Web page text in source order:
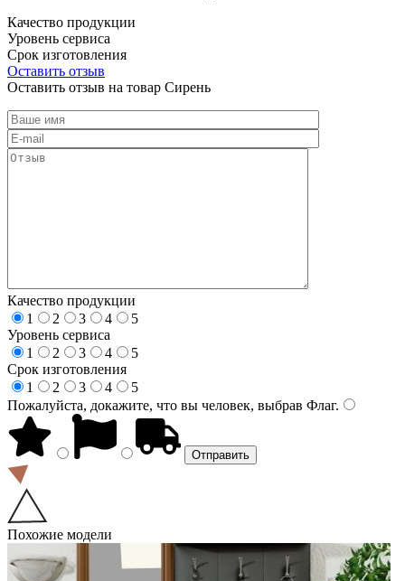
Качество продукции
Уровень сервиса
Срок изготовления
Оставить отзыв
Оставить отзыв на товар Сирень
Качество продукции
1
2 3 4
5
Уровень сервиса
1
2 3 4
5
Срок изготовления
1
2 3 4
5
Пожалуйста, докажите, что вы человек, выбрав Флаг.
Похожие модели